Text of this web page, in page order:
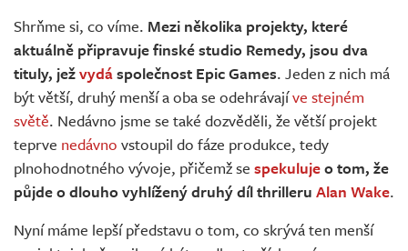
Živě
Shrňme si, co víme. Mezi několika projekty, které
aktuálně připravuje finské studio Remedy, jsou dva
tituly, ježvydáspolečnost Epic Games. Jeden z nich má
být větší, druhý menší a oba se odehrávajíve stejném
světě. Nedávno jsme se také dozvěděli, že větší projekt
teprve nedávno vstoupil do fáze produkce, tedy
plnohodnotného vývoje, přičemž se spekulujeo tom, že
půjde o dlouho vyhlížený druhý díl thrilleru Alan Wake.
Nyní máme lepší představu o tom, co skrývá ten menší